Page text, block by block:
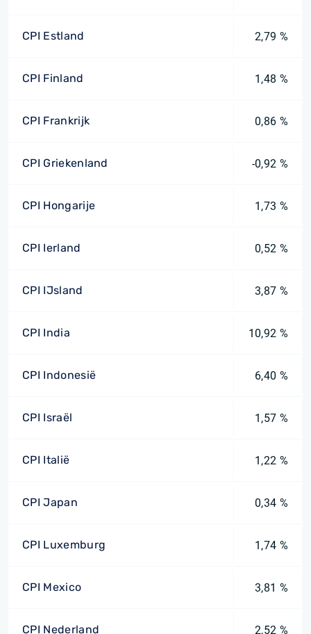
CPI Estland 2,79 %
CPI Finland 1,48 %
CPI Frankrijk 0,86 %
CPI Griekenland -0,92 %
CPI Hongarije 1,73 %
CPI Ierland 0,52 %
CPI IJsland 3,87 %
CPI India 10,92 %
CPI Indonesië 6,40 %
CPI Israël 1,57 %
CPI Italië 1,22 %
CPI Japan 0,34 %
CPI Luxemburg 1,74 %
CPI Mexico 3,81 %
CPI Nederland 2,52 %